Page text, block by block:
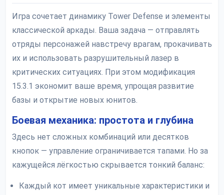
Игра сочетает динамику Tower Defense и элементы
классической аркады. Ваша задача — отправлять
отряды персонажей навстречу врагам, прокачивать
их и использовать разрушительный лазер в
критических ситуациях. При этом модификация
15.3.1 экономит ваше время, упрощая развитие
базы и открытие новых юнитов.
Боевая механика: простота и глубина
Здесь нет сложных комбинаций или десятков
кнопок — управление ограничивается тапами. Но за
кажущейся лёгкостью скрывается тонкий баланс:
Каждый кот имеет уникальные характеристики и